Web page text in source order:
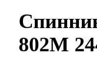
802M